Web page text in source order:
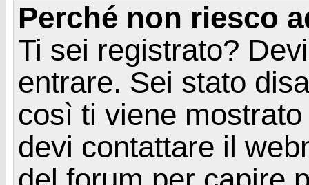
Perché non riesco
Ti sei registrato?
entrare. Sei stato
così ti viene
devi contattare il